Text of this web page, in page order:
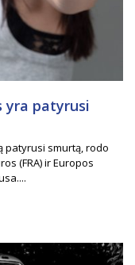
yra patyrusi
patyrusi smurtą, rodo
(FRA) ir Europos